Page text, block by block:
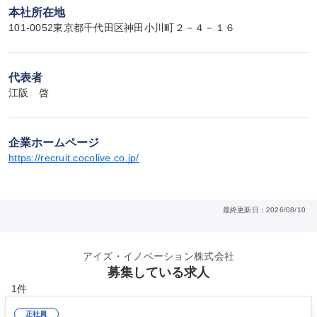
本社所在地
101-0052東京都千代田区神田小川町２－４－１６
代表者
江阪　啓
企業ホームページ
https://recruit.cocolive.co.jp/
最終更新日：2026/08/10
アイズ・イノベーション株式会社
募集している求人
1件
正社員